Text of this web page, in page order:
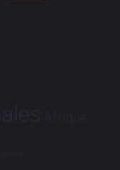
Afrique
Brève